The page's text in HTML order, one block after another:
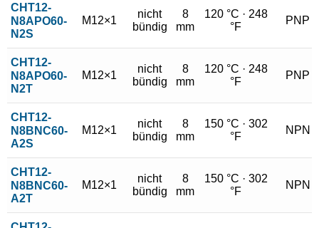
CHT12-
N8APO60-
N2S
M12×1
nicht
bündig
8
mm
120 °C · 248
°F
PNP
CHT12-
N8APO60-
N2T
M12×1
nicht
bündig
8
mm
120 °C · 248
°F
PNP
CHT12-
N8BNC60-
A2S
M12×1
nicht
bündig
8
mm
150 °C · 302
°F
NPN
CHT12-
N8BNC60-
A2T
M12×1
nicht
bündig
8
mm
150 °C · 302
°F
NPN